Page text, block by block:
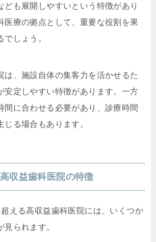
ども展開しやすいという特徴があり
医療の拠点として、重要な役割を果
しょう。
は、施設自体の集客力を活かせるた
安定しやすい特徴があります。一方
間に合わせる必要があり、診療時間
る場合もあります。
収益歯科医院の特徴
える高収益歯科医院には、いくつか
られます。